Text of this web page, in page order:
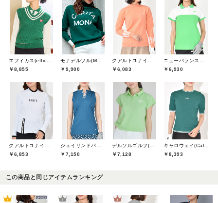
エフィカス(efficace)
￥8,855
モナデルソル(MONA DELSOL)
￥9,900
クアルトユナイテッド(CUARTO UNITED)
￥6,083
ニューバランスゴルフ(New Balance Golf)
￥6,930
クアルトユナイテッド(CUARTO UNITED)
￥6,853
ジェイリンドバーグ(J.LINDEBERG)
￥7,150
デルソルゴルフ(DELSOL GOLF)
￥7,128
キャロウェイ(Callaway)
￥8,393
この商品と同じアイテムランキング